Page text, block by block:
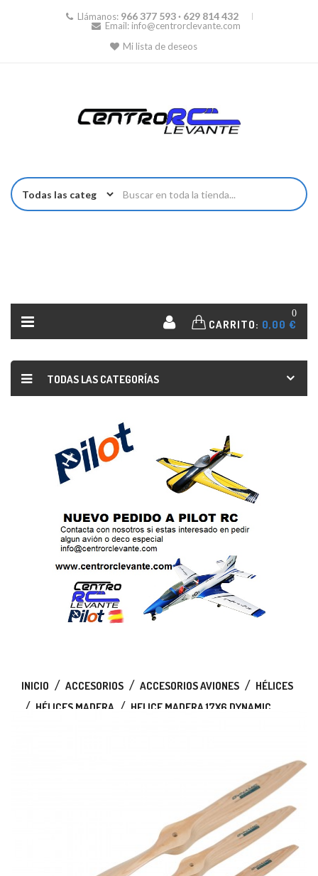
Llámanos: 966 377 593 · 629 814 432
Email: info@centrorclevante.com
Mi lista de deseos
0
CARRITO: 0,00 €
TODAS LAS CATEGORÍAS
INICIO ACCESORIOS ACCESORIOS AVIONES
HÉLICES
HÉLICES MADERA
HELICE MADERA 17X6 DYNAMIC